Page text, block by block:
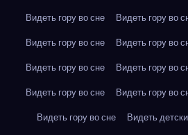
Видеть гору во сне
Видеть гору во
Видеть гору во сне
Видеть гору во
Видеть гору во сне
Видеть гору во
Видеть гору во сне
Видеть гору во
Видеть гору во сне
Видеть